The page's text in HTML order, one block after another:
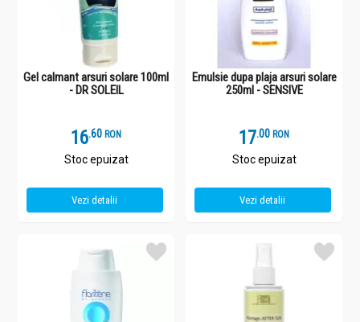
Gel calmant arsuri solare 100ml
- DR SOLEIL
16.6 RON
Stoc epuizat
Vezi detalii
Emulsie dupa plaja arsuri solare
250ml - SENSIVE
17.0 RON
Stoc epuizat
Vezi detalii